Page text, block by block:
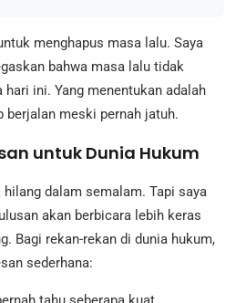
menghapus masa lalu. Saya
bahwa masa lalu tidak
hari ini. Yang menentukan adalah
berjalan meski pernah jatuh.
untuk Dunia Hukum
dalam semalam. Tapi saya
akan berbicara lebih keras
Bagi rekan-rekan di dunia hukum,
sederhana: